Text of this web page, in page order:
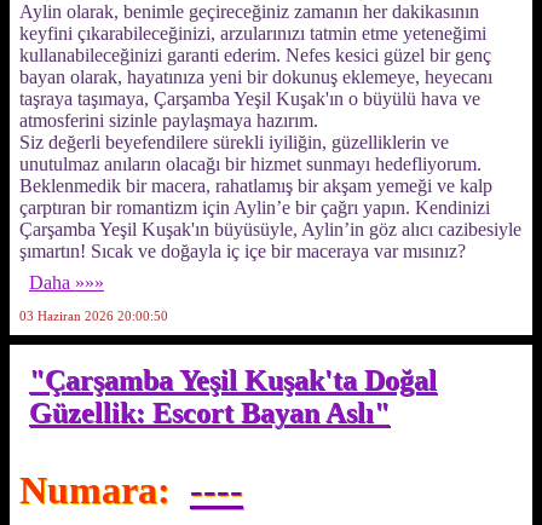
Aylin olarak, benimle geçireceğiniz zamanın her dakikasının
keyfini çıkarabileceğinizi, arzularınızı tatmin etme yeteneğimi
kullanabileceğinizi garanti ederim. Nefes kesici güzel bir genç
bayan olarak, hayatınıza yeni bir dokunuş eklemeye, heyecanı
taşraya taşımaya, Çarşamba Yeşil Kuşak'ın o büyülü hava ve
atmosferini sizinle paylaşmaya hazırım.
Siz değerli beyefendilere sürekli iyiliğin, güzelliklerin ve
unutulmaz anıların olacağı bir hizmet sunmayı hedefliyorum.
Beklenmedik bir macera, rahatlamış bir akşam yemeği ve kalp
çarptıran bir romantizm için Aylin’e bir çağrı yapın. Kendinizi
Çarşamba Yeşil Kuşak'ın büyüsüyle, Aylin’in göz alıcı cazibesiyle
şımartın! Sıcak ve doğayla iç içe bir maceraya var mısınız?
Daha »»»
03 Haziran 2026 20:00:50
"Çarşamba Yeşil Kuşak'ta Doğal
Güzellik: Escort Bayan Aslı"
Numara: ----